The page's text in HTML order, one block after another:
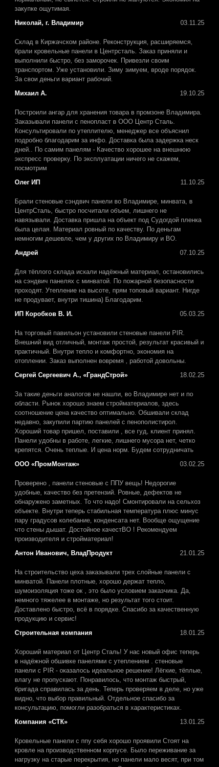
закупке ощутимая.
Николай, г. Владимир
03.11.25
Склад в Киржачском районе. Реконструкция, расширяемся,
брали кровельные панели в Центрсталь. Заказ приняли и
выполнили быстро, без заморочек. Привезли своим
транспортом. Уже установили. Зиму зимуем, вроде порядок.
За свои деньги вариант рабочий.
Михаил А.
19.10.25
Построили ангар для хранения товара в промзоне Владимира.
Заказывали панели с пенопласт в ООО Центр Сталь.
Консультировали по утеплителю, менеджер все объяснил
подробно благодарим за инфо. Доставка была задержка неск
дней.. По самим панелям - Качество хорошее на внешнюю
экспресс проверку. По эксплуатации ничего не скажем,
посмотрим
Олег ИП
11.10.25
Брали стеновые сэндвич панели во Владимире, минвата, в
ЦентрСталь, быстро посчитали объем, лишнего не
навязывали. Доставка пришла на объект под Судогдой пленка
была целая. Материал ровный по качеству. По деньгам
немногим дешевле, чем у других по Владимиру и ВО.
Андрей
07.10.25
Для тёплого склада искали надёжный материал, остановились
на сэндвич панелях с минватой. По пожарной безопасности
проходят. Утепление на высоте, прям топовый вариант. Нигде
не продувает, внутри тишина) Благодарим.
ИП Коробков В. И.
05.03.25
На торговый павильон установили стеновые панели PIR.
Внешний вид отличный, монтаж простой, результат красивый и
практичный. Внутри тепло и комфортно, экономия на
отоплении. Заказ выполнен вовремя , работой довольны.
Сергей Сергеевич А., «ГрандСтрой»
18.02.25
За такие деньги аналогов не нашли, во Владимире нет и по
области. Рынок хорошо знаем стройматериалов, здесь
соотношение цена качество оптимально. Обшивали склад
недавно, закупили партию панелей с пенополистирол.
Хороший товар пришел, поставили , все гуд, клиент принял.
Панели удобны в работе, легкие, лишнего мусора нет, четко
крепятся. Очень теплые. И цена норм. Будем сотрудничать
ООО «ПромМонтаж»
03.02.25
Проверено , панели стеновые с ППУ вещь! Недорогие
удобные, качество без претензий. Ровные, дефектов не
обнаружено заметных. То что надо! Смонтировали на сельхоз
объекте. Внутри теперь стабильная температура плюс минус
пару градусов колебание, конденсата нет. Вообще ощущение
что стены дышат. Достойное качестВО ! Рекомендуем
производителя и стройматериал!
Антон Иванович, ВладПродукт
21.01.25
На строительство цеха заказывали трех слойные панели с
минватой. Панели плотные, хорошо держат тепло,
шумоизоляция тоже ок , это было условием заказчика. Да,
немного тяжелее в монтаже, но результат того стоит.
Доставлено быстро, всё в порядке. Спасибо за качественную
продукцию и сервис!
Строительная компания
18.01.25
Хороший материал от Центр Сталь! У нас новый офис теперь
в надёжной обшивке панелями с утеплением . стеновые
панели с PIR - оказалось идеальное решение! Лёгкие, тёплые,
влагу не пропускают. Понравилось, что монтаж быстрый,
бригада справилась за день. Теперь проверяем в деле, но уже
видно, что выбор правильный. Отдельное спасибо за
консультацию, помогли разобраться в характеристиках.
Компания «СТК»
13.01.25
Кровельные панели с ппу себя хорошо проявили Стоят на
кровле на производственном корпусе. Было переживание за
нагрузку на старые перекрытия, но панели мало весят, при том